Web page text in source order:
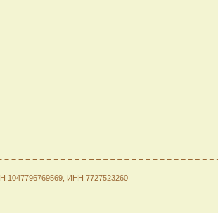
1047796769569, ИНН 7727523260